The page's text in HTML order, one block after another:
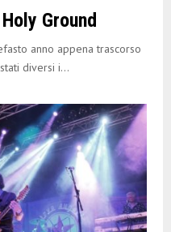
Ground
anno appena trascorso
diversi i...